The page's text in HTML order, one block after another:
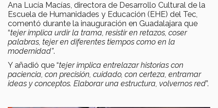
Ana Lucía Macías, directora de Desarrollo Cultural de la
Escuela de Humanidades y Educación (EHE) del Tec,
comentó durante la inauguración en Guadalajara que
“tejer implica urdir la trama, resistir en retazos, coser
palabras, tejer en diferentes tiempos como en la
modernidad”.
Y añadió que “tejer implica entrelazar historias con
paciencia, con precisión, cuidado, con certeza, entramar
ideas y conceptos. Elaborar una estructura, volvernos red”.